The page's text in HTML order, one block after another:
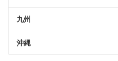
九州
沖縄